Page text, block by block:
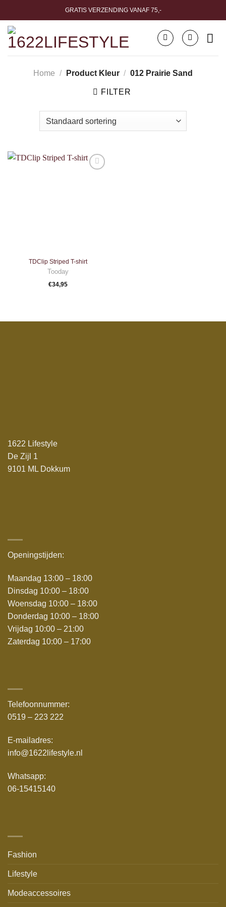
naar
inhoud
GRATIS VERZENDING VANAF 75,-
Home / Product Kleur / 012 Prairie Sand
FILTER
TDClip Striped T-shirt
Tooday
€34,95
1622 Lifestyle
De Zijl 1
9101 ML Dokkum
Openingstijden:
Maandag 13:00 – 18:00
Dinsdag 10:00 – 18:00
Woensdag 10:00 – 18:00
Donderdag 10:00 – 18:00
Vrijdag 10:00 – 21:00
Zaterdag 10:00 – 17:00
Telefoonnummer:
0519 – 223 222
E-mailadres:
info@1622lifestyle.nl
Whatsapp:
06-15415140
Fashion
Lifestyle
Modeaccessoires